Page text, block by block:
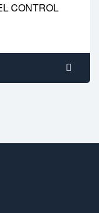
CONTROL